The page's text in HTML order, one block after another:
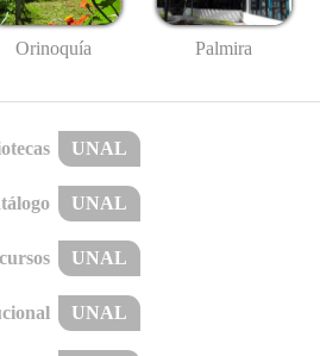
Orinoquía Palmira
UNAL
UNAL
UNAL
UNAL